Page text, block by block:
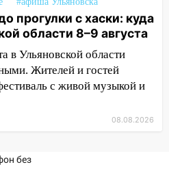
не
сильные ливни
в долг» без спроса:
района похитил у
рублей
прогулки с хаски: куда
области 8–9 августа
в Ульяновской области
Жителей и гостей
с живой музыкой и
08.08.2026
без